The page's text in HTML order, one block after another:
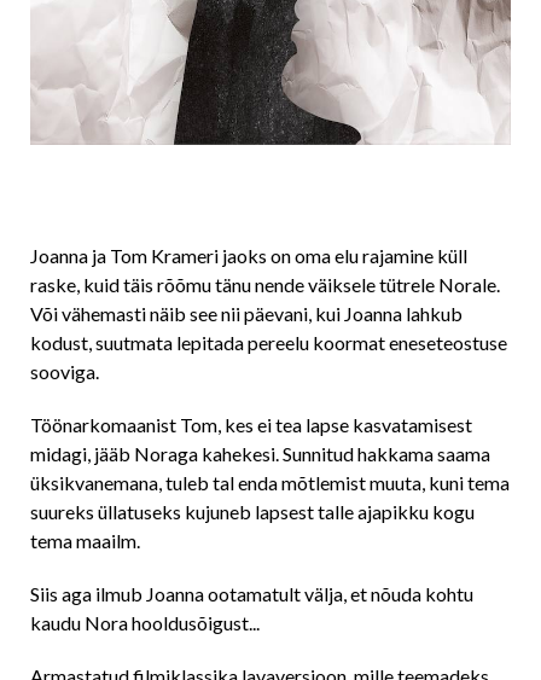
Joanna ja Tom Krameri jaoks on oma elu rajamine küll
raske, kuid täis rõõmu tänu nende väiksele tütrele Norale.
Või vähemasti näib see nii päevani, kui Joanna lahkub
kodust, suutmata lepitada pereelu koormat eneseteostuse
sooviga.
Töönarkomaanist Tom, kes ei tea lapse kasvatamisest
midagi, jääb Noraga kahekesi. Sunnitud hakkama saama
üksikvanemana, tuleb tal enda mõtlemist muuta, kuni tema
suureks üllatuseks kujuneb lapsest talle ajapikku kogu
tema maailm.
Siis aga ilmub Joanna ootamatult välja, et nõuda kohtu
kaudu Nora hooldusõigust...